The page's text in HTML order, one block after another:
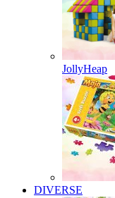
JollyHeap
DIVERSE